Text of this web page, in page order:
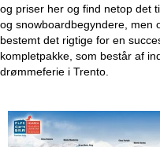
og priser her og find netop det
og snowboardbegyndere, men
bestemt det rigtige for en
kompletpakke, som består af
drømmeferie i Trento.